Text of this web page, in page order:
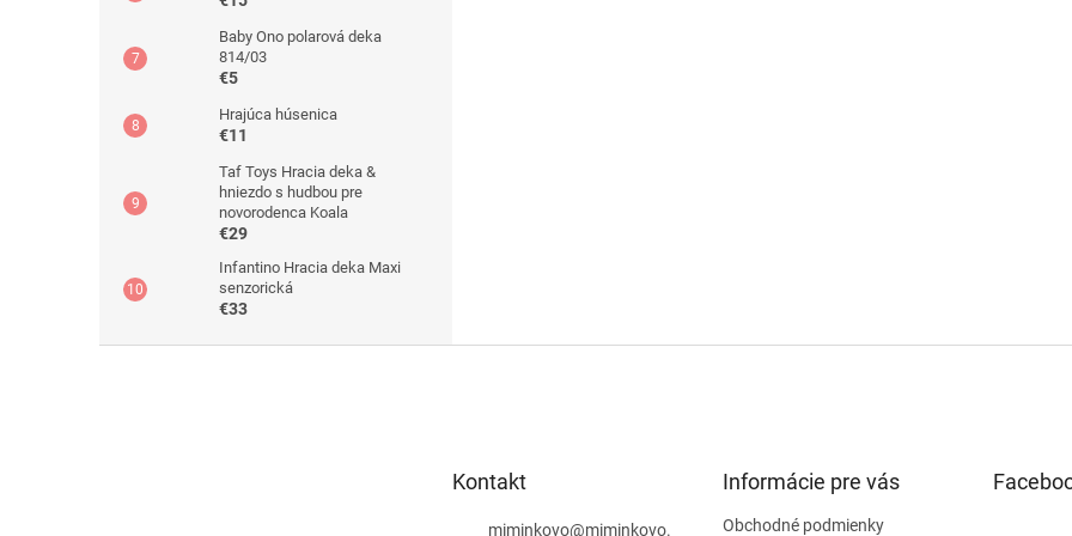
Baby Ono polarová deka
814/03
€5
Hrajúca húsenica
€11
Taf Toys Hracia deka &
hniezdo s hudbou pre
novorodenca Koala
€29
Infantino Hracia deka Maxi
senzorická
€33
Kontakt
miminkovo@miminkovo.
Informácie pre vás
Obchodné podmienky